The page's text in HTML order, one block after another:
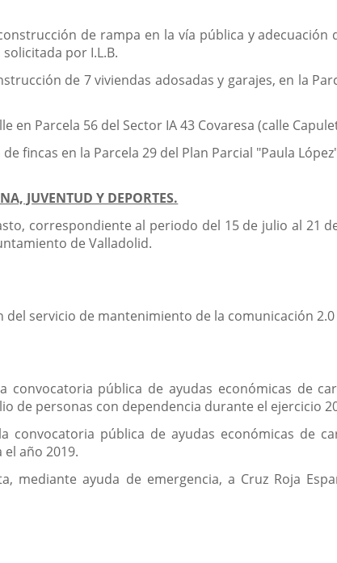
de rampa en la vía pública y
por I.L.B.
de 7 viviendas adosadas y garajes, en la
en Parcela 56 del Sector IA 43 Covaresa (calle
fincas en la Parcela 29 del Plan Parcial "Paula
JUVENTUD Y DEPORTES.
correspondiente al periodo del 15 de julio al 21
de Valladolid.
servicio de mantenimiento de la comunicación
pública de ayudas económicas de
de personas con dependencia durante el ejercicio
convocatoria pública de ayudas económicas de
año 2019.
mediante ayuda de emergencia, a Cruz Roja